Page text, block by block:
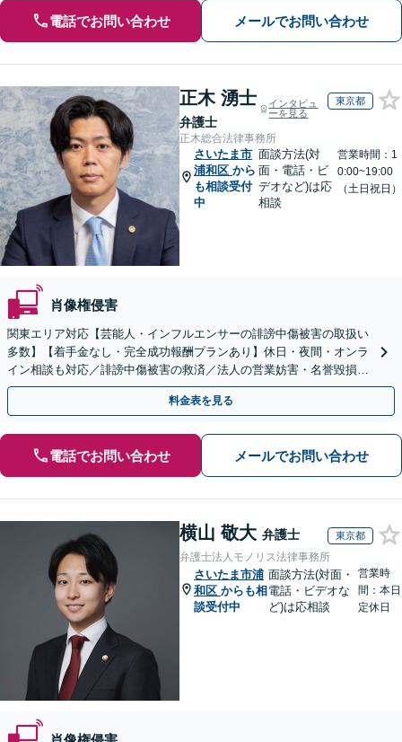
電話でお問い合わせ メールでお問い合わせ
正木 湧士
弁護士
インタビュ
ーを見る
東京都
正木総合法律事務所
さいたま市
浦和区 から
も相談受付
中
面談方法(対
面・電話・ビ
デオなど)は応
相談
営業時間：1
0:00~19:00
（土日祝日）
肖像権侵害
関東エリア対応【芸能人・インフルエンサーの誹謗中傷被害の取扱い
多数】【着手金なし・完全成功報酬プランあり】休日・夜間・オンラ
イン相談も対応／誹謗中傷被害の救済／法人の営業妨害・名誉毀損問
題・著作権侵害に関するご相談可
料金表を見る
電話でお問い合わせ メールでお問い合わせ
横山 敬大 弁護士 東京都
弁護士法人モノリス法律事務所
さいたま市浦
和区 からも相
談受付中
面談方法(対面・
電話・ビデオな
ど)は応相談
営業時
間：本日
定休日